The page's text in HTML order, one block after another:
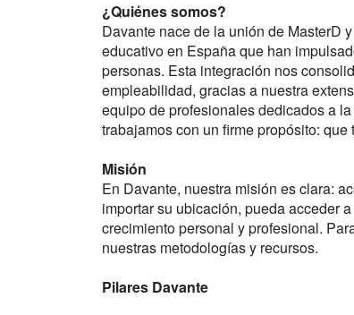
¿Quiénes somos?
Davante nace de la unión de MasterD
educativo en España que han
personas. Esta integración nos
empleabilidad, gracias a nuestra
equipo de profesionales dedicados a
trabajamos con un firme propósito:
Misión
En Davante, nuestra misión es clara:
importar su ubicación, pueda acceder
crecimiento personal y profesional.
nuestras metodologías y recursos.
Pilares Davante